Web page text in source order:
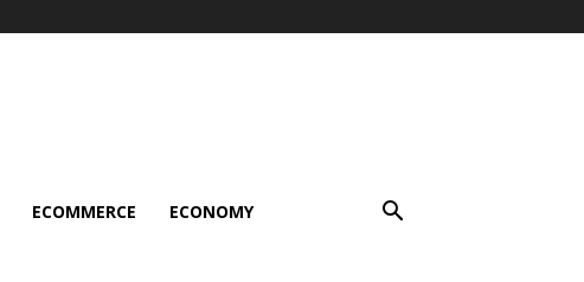
ECOMMERCE ECONOMY